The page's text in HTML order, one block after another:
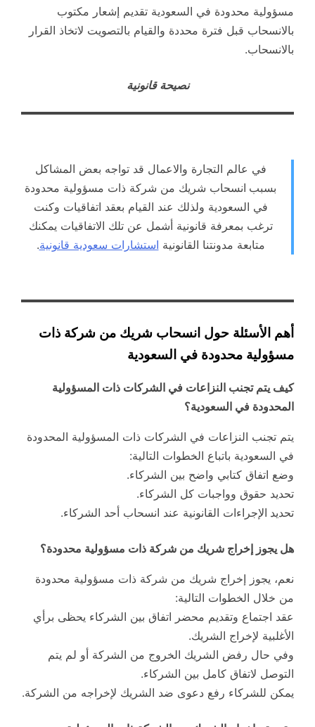
مسؤولية محدودة في السعودية تقديم إشعار مكتوب
بالانسحاب قبل فترة محددة والقيام بالتصويت لاتخاذ القرار
بالانسحاب.
نصيحة قانونية
في عالم التجارة والاعمال قد تواجه بعض المشاكل
بسبب انسحاب شريك من شركة ذات مسؤولية محدودة
في السعودية ولذلك عند القيام بعقد اتفاقيات وكنت
ترغب بمعرفة قانونية أشمل عن تلك الاتفاقيات يمكنك
متابعة مدونتنا القانونية استشارات سعودية قانونية.
أهم الأسئلة حول انسحاب شريك من شركة ذات
مسؤولية محدودة في السعودية
كيف يتم تجنب النزاعات في الشركات ذات المسؤولية
المحدودة في السعودية؟
يتم تجنب النزاعات في الشركات ذات المسؤولية المحدودة
في السعودية باتباع الخطوات التالية:
وضع اتفاق كتابي واضح بين الشركاء.
تحديد حقوق وواجبات كل الشركاء.
تحديد الإجراءات القانونية عند انسحاب أحد الشركاء.
هل يجوز إخراج شريك من شركة ذات مسؤولية محدودة؟
نعم، يجوز إخراج شريك من شركة ذات مسؤولية محدودة
من خلال الخطوات التالية:
عقد اجتماع وتقديم محضر اتفاق بين الشركاء يحظى برأي
الأغلبية لإخراج الشريك.
وفي حال رفض الشريك الخروج من الشركة أو لم يتم
التوصل لاتفاق كامل بين الشركاء.
يمكن للشركاء رفع دعوى ضد الشريك لإخراجه من الشركة.